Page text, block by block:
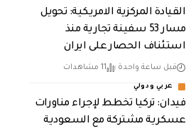
القيادة المركزية الامريكية: تحويل
مسار 53 سفينة تجارية منذ
استئناف الحصار على ايران
قبل ساعة واحدة 11 مشاهدات
عربي ودولي
فيدان: تركيا تخطط لإجراء مناورات
عسكرية مشتركة مع السعودية